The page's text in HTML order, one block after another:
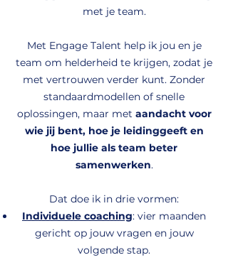
met je team.
Met Engage Talent help ik jou en je
team om helderheid te krijgen, zodat je
met vertrouwen verder kunt. Zonder
standaardmodellen of snelle
oplossingen, maar met aandacht voor
wie jij bent, hoe je leidinggeeft en
hoe jullie als team beter
samenwerken.
Dat doe ik in drie vormen:
Individuele coaching: vier maanden
gericht op jouw vragen en jouw
volgende stap.